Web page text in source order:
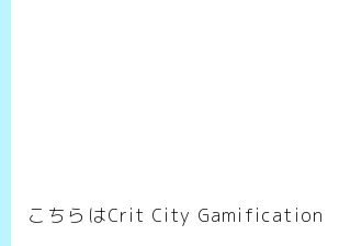
こちらはCrit City Gamification